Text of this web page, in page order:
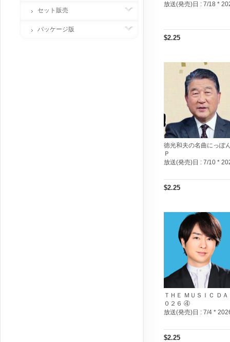
放送(発売)日 : 7/18 *
$2.25
徳光和夫の名曲にっぽ
Ｐ
放送(発売)日 : 7/10 *
$2.25
ＴＨＥ ＭＵＳＩＣ ＤＡ
０２６ ④
放送(発売)日 : 7/4 *
$2.25
セット販売
パッケージ版